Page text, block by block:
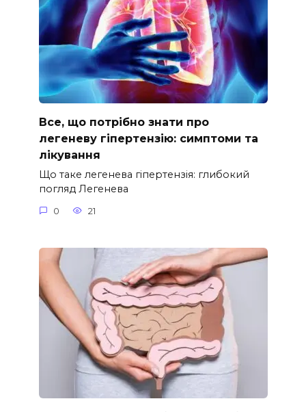
Все, що потрібно знати про
легеневу гіпертензію: симптоми та
лікування
Що таке легенева гіпертензія: глибокий
погляд Легенева
0 21